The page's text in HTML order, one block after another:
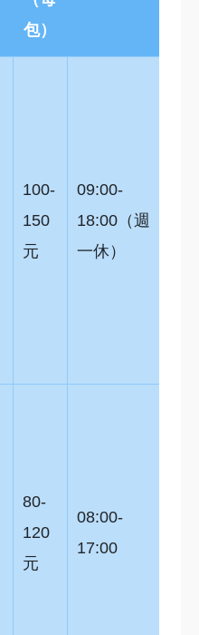
包）
100-
150
元
09:00-
18:00（週
一休）
80-
120
元
08:00-
17:00